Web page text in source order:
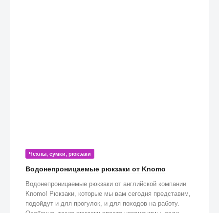
Чехлы, сумки, рюкзаки
Водонепроницаемые рюкзаки от Knomo
Водонепроницаемые рюкзаки от английской компании
Knomo! Рюкзаки, которые мы вам сегодня представим,
подойдут и для прогулок, и для походов на работу.